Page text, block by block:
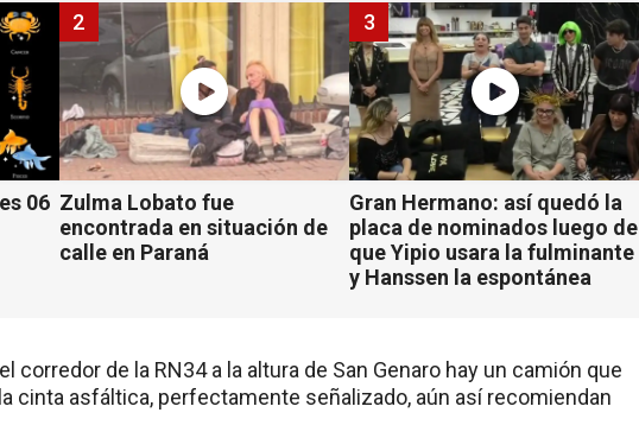
06 Zulma Lobato fue
encontrada en situación de
calle en Paraná
2
Gran Hermano: así quedó la
placa de nominados luego de
que Yipio usara la fulminante
y Hanssen la espontánea
3
corredor de la RN34 a la altura de San Genaro hay un camión que
cinta asfáltica, perfectamente señalizado, aún así recomiendan